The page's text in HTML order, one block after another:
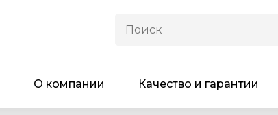
О компании Качество и гарантии